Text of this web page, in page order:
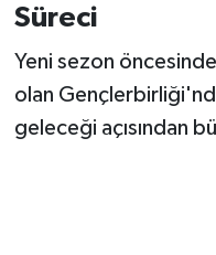
Süreci
Yeni sezon
olan
geleceği açısından